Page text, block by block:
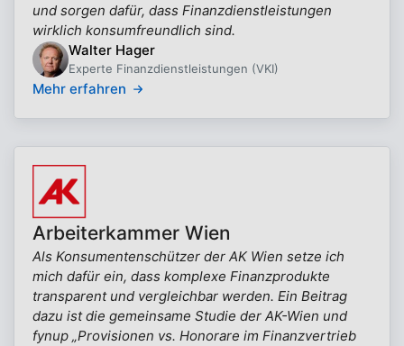
und sorgen dafür, dass Finanzdienstleistungen
wirklich konsumfreundlich sind.
Walter Hager
Experte Finanzdienstleistungen (VKI)
Mehr erfahren
Arbeiterkammer Wien
Als Konsumentenschützer der AK Wien setze ich
mich dafür ein, dass komplexe Finanzprodukte
transparent und vergleichbar werden. Ein Beitrag
dazu ist die gemeinsame Studie der AK-Wien und
fynup „Provisionen vs. Honorare im Finanzvertrieb